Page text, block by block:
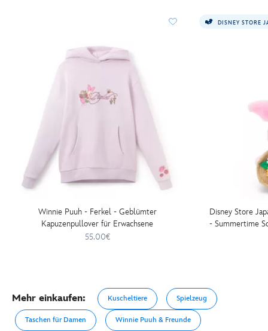
Winnie Puuh - Ferkel - Geblümter
Kapuzenpullover für Erwachsene
55.00€
DISNEY STORE
Disney Store
- Summertime
Mehr einkaufen: Kuscheltiere Spielzeug
Taschen für Damen Winnie Puuh & Freunde